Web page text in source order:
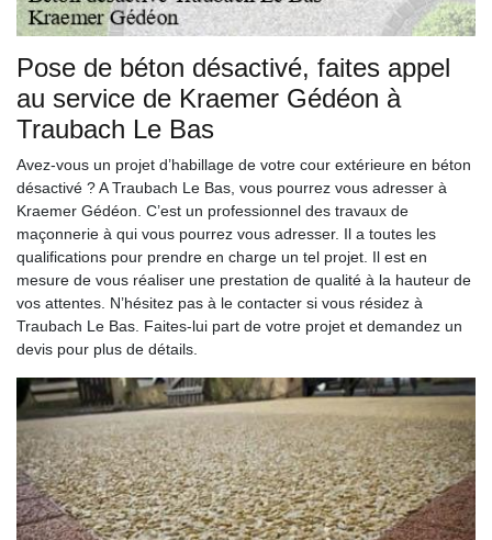
Pose de béton désactivé, faites appel
au service de Kraemer Gédéon à
Traubach Le Bas
Avez-vous un projet d’habillage de votre cour extérieure en béton
désactivé ? A Traubach Le Bas, vous pourrez vous adresser à
Kraemer Gédéon. C’est un professionnel des travaux de
maçonnerie à qui vous pourrez vous adresser. Il a toutes les
qualifications pour prendre en charge un tel projet. Il est en
mesure de vous réaliser une prestation de qualité à la hauteur de
vos attentes. N’hésitez pas à le contacter si vous résidez à
Traubach Le Bas. Faites-lui part de votre projet et demandez un
devis pour plus de détails.